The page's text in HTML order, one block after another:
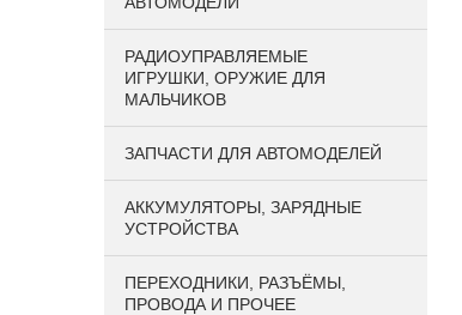
РАДИОУПРАВЛЯЕМЫЕ
ИГРУШКИ, ОРУЖИЕ ДЛЯ
МАЛЬЧИКОВ
ЗАПЧАСТИ ДЛЯ АВТОМОДЕЛЕЙ
АККУМУЛЯТОРЫ, ЗАРЯДНЫЕ
УСТРОЙСТВА
ПЕРЕХОДНИКИ, РАЗЪЁМЫ,
ПРОВОДА И ПРОЧЕЕ